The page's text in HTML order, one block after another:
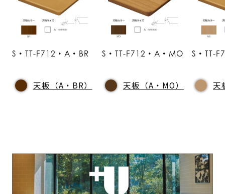
S・TT-F712・A・BR
天板（A・BR）
S・TT-F712・A・MO
天板（A・MO）
S・TT-
天